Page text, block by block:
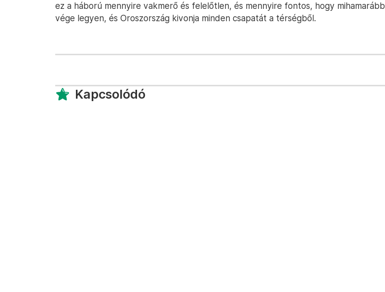
ez a háború mennyire vakmerő és felelőtlen, és mennyire fontos, hogy mihamarább
vége legyen, és Oroszország kivonja minden csapatát a térségből.
Kapcsolódó